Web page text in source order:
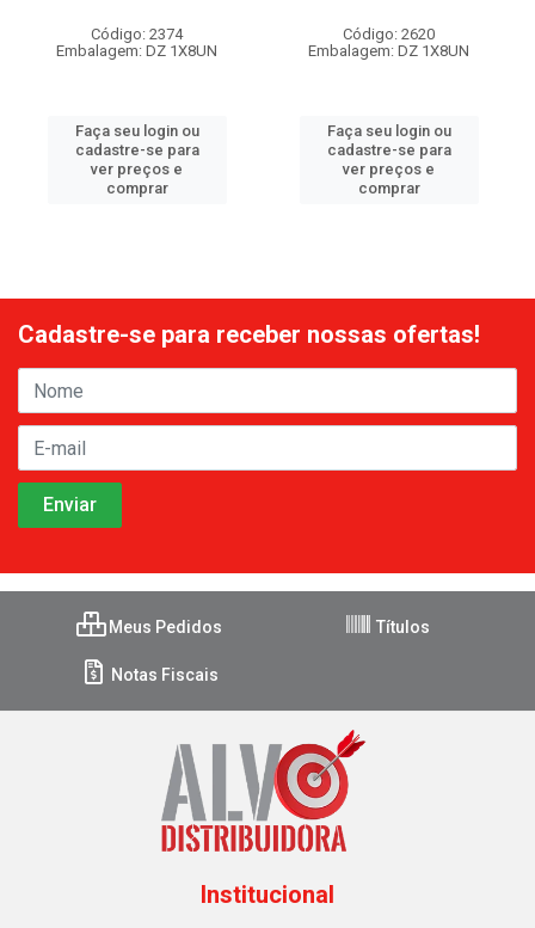
Código: 2374
Embalagem: DZ 1X8UN
Faça seu login ou
cadastre-se para
ver preços e
comprar
Código: 2620
Embalagem: DZ 1X8UN
Faça seu login ou
cadastre-se para
ver preços e
comprar
Cadastre-se para receber nossas ofertas!
Meus Pedidos Títulos
Notas Fiscais
Institucional